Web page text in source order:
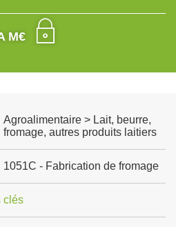
M€
Agroalimentaire > Lait, beurre,
fromage, autres produits laitiers
1051C - Fabrication de fromage
clés